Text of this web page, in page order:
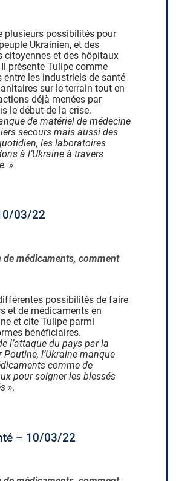
plusieurs possibilités pour
Ukrainien, et des
citoyennes et des hôpitaux
présente Tulipe comme
entre les industriels de santé
sur le terrain tout en
déjà menées par
le début de la crise.
de matériel de médecine
secours mais aussi des
les laboratoires
à l’Ukraine à travers
»
03/22
de médicaments, comment
possibilités de faire
et de médicaments en
et cite Tulipe parmi
bénéficiaires.
l’attaque du pays par la
l’Ukraine manque
comme de
pour soigner les blessés
».
– 10/03/22